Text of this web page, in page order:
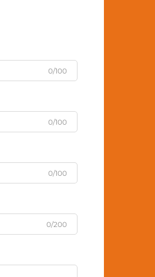
0/100
0/100
0/100
0/200